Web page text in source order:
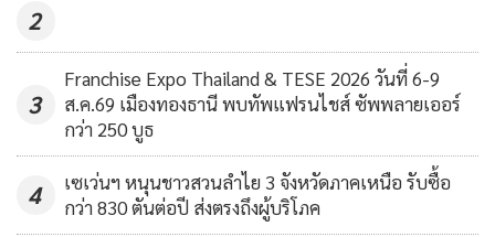
2
3
Franchise Expo Thailand & TESE 2026 วันที่ 6-9
ส.ค.69 เมืองทองธานี พบทัพแฟรนไชส์ ซัพพลายเออร์
กว่า 250 บูธ
4
เซเว่นฯ หนุนชาวสวนลำไย 3 จังหวัดภาคเหนือ รับซื้อ
กว่า 830 ตันต่อปี ส่งตรงถึงผู้บริโภค
MGR Online ใช้คุกกี้ (Cookies)
MGR Online ใช้คุกกี้ เพื่อจัดการข้อมูลส่วนบุคคลเพื่อนำเสนอ
ประสบการณ์คอนเทนต์ที่ดีที่สุดให้กับผู้อ่านบนเว็บไซต์ และ